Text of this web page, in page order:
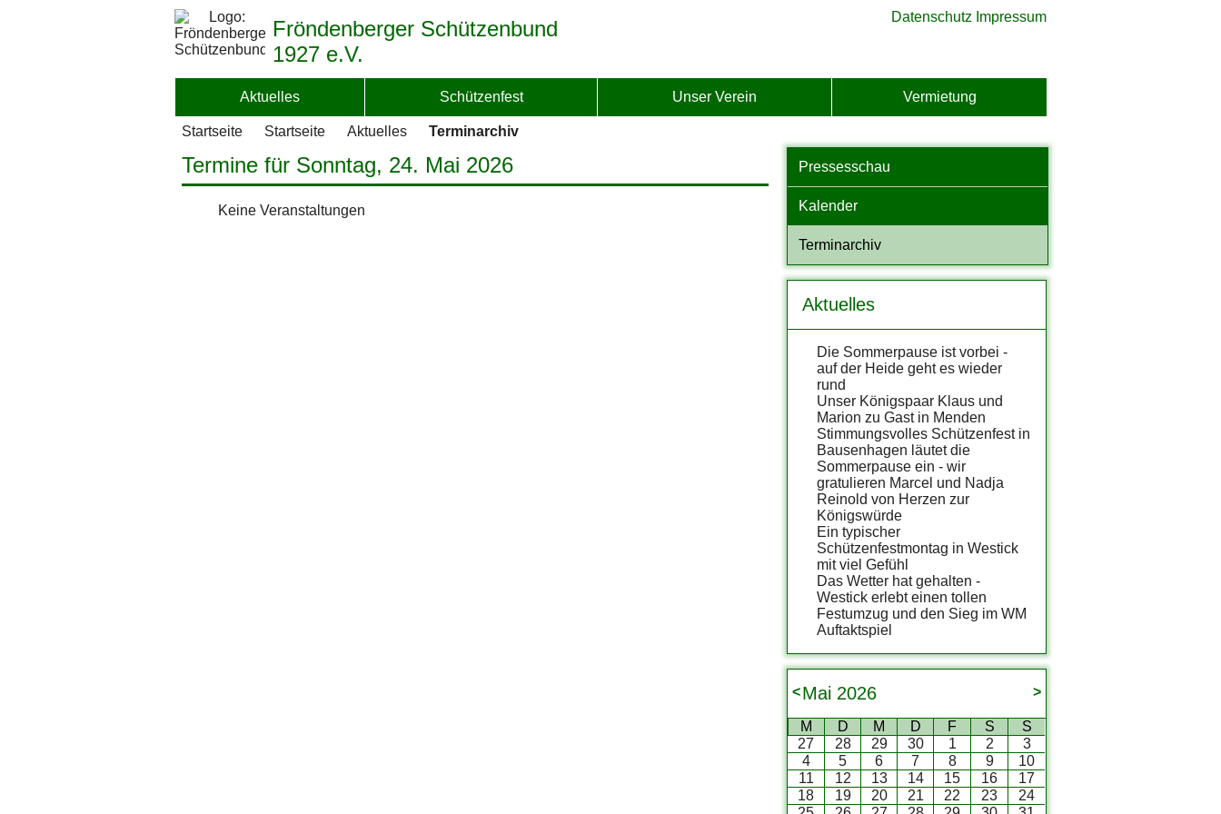
Fröndenberger Schützenbund
1927 e.V.
Aktuelles Schützenfest Unser Verein Vermietung
Datenschutz Impressum
Startseite Startseite Aktuelles Terminarchiv
Termine für Sonntag, 24. Mai 2026
Keine Veranstaltungen
Pressesschau
Kalender
Terminarchiv
Aktuelles
Die Sommerpause ist vorbei -
auf der Heide geht es wieder
rund
Unser Königspaar Klaus und
Marion zu Gast in Menden
Stimmungsvolles Schützenfest in
Bausenhagen läutet die
Sommerpause ein - wir
gratulieren Marcel und Nadja
Reinold von Herzen zur
Königswürde
Ein typischer
Schützenfestmontag in Westick
mit viel Gefühl
Das Wetter hat gehalten -
Westick erlebt einen tollen
Festumzug und den Sieg im WM
Auftaktspiel
Mai 2026
< >
M D M D F S
S
27
28 29 30 1 2
3
4
5 6 7 8 9
10
11
12 13 14 15 16
17
18
19 20 21 22 23
24